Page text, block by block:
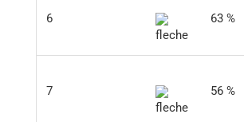
6 63 %
7 56 %